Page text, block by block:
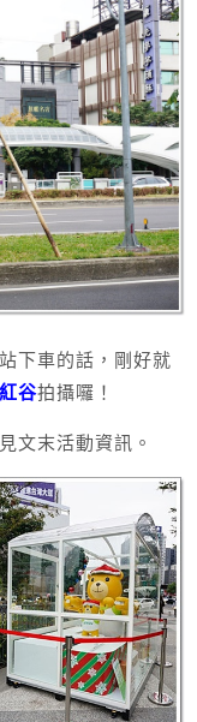
下車的話，剛好就
谷拍攝囉！
文末活動資訊。